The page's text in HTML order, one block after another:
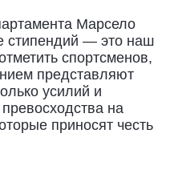
Марсело
стипендий — это наш
спортсменов,
представляют
усилий и
на
приносят честь